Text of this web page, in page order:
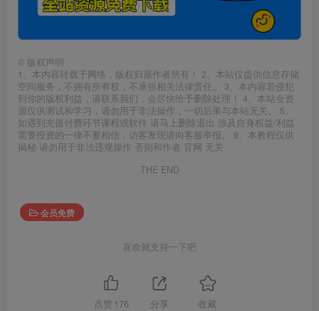
© 版权声明
1、本内容转载于网络，版权归原作者所有！ 2、本站仅提供信息存储
空间服务，不拥有所有权，不承担相关法律责任。 3、本内容若侵犯
到你的版权利益，请联系我们，会尽快给予删除处理！ 4、本站全资
源仅供测试和学习，请勿用于非法操作，一切后果与本站无关。 5、
如遇到充值付费环节课程或软件 请马上删除退出 涉及自身权益/利益
需要投资的一律不要相信，访客发现请向客服举报。 6、本教程仅供
揭秘 请勿用于非法违规操作 否则和作者 官网 无关
THE END
会员免费
喜欢就支持一下吧
点赞 176 分享 收藏